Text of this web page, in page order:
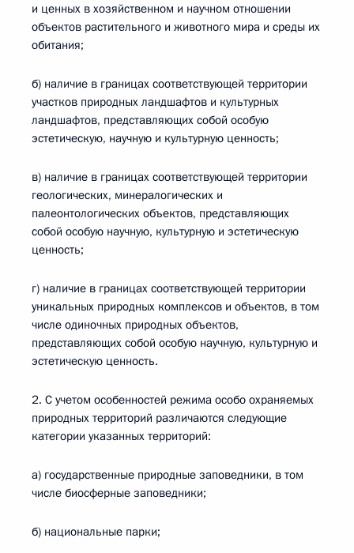
и ценных в хозяйственном и научном отношении
объектов растительного и животного мира и среды их
обитания;
б) наличие в границах соответствующей территории
участков природных ландшафтов и культурных
ландшафтов, представляющих собой особую
эстетическую, научную и культурную ценность;
в) наличие в границах соответствующей территории
геологических, минералогических и
палеонтологических объектов, представляющих
собой особую научную, культурную и эстетическую
ценность;
г) наличие в границах соответствующей территории
уникальных природных комплексов и объектов, в том
числе одиночных природных объектов,
представляющих собой особую научную, культурную и
эстетическую ценность.
2. С учетом особенностей режима особо охраняемых
природных территорий различаются следующие
категории указанных территорий:
а) государственные природные заповедники, в том
числе биосферные заповедники;
б) национальные парки;